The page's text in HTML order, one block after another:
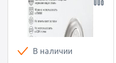
В наличии